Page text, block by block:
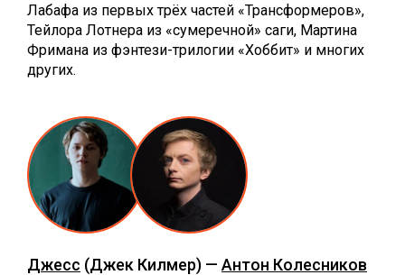
Лабафа из первых трёх частей «Трансформеров»,
Тейлора Лотнера из «сумеречной» саги, Мартина
Фримана из фэнтези-трилогии «Хоббит» и многих
других.
Джесс (Джек Килмер) — Антон Колесников